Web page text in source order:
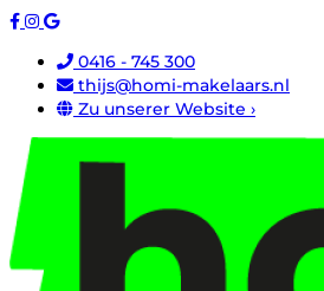
0416 - 745 300
thijs@homi-makelaars.nl
Zu unserer Website ›